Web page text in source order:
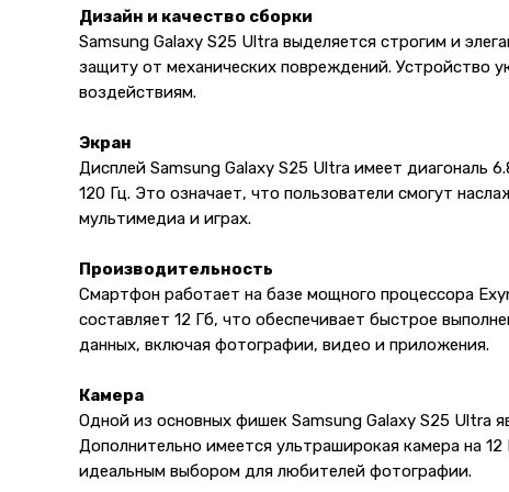
Дизайн и качество сборки
Samsung Galaxy S25 Ultra выделяется строгим и
защиту от механических повреждений. Устройство
воздействиям.
Экран
Дисплей Samsung Galaxy S25 Ultra имеет диагональ
120 Гц. Это означает, что пользователи смогут
мультимедиа и играх.
Производительность
Смартфон работает на базе мощного процессора
составляет 12 Гб, что обеспечивает быстрое
данных, включая фотографии, видео и приложения.
Камера
Одной из основных фишек Samsung Galaxy S25 Ultra
Дополнительно имеется ультраширокая камера на
идеальным выбором для любителей фотографии.